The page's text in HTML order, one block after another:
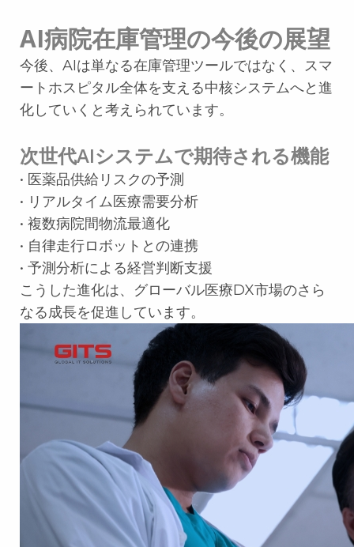
AI病院在庫管理の今後の展望
今後、AIは単なる在庫管理ツールではなく、スマ
ートホスピタル全体を支える中核システムへと進
化していくと考えられています。
次世代AIシステムで期待される機能
• 医薬品供給リスクの予測
• リアルタイム医療需要分析
• 複数病院間物流最適化
• 自律走行ロボットとの連携
• 予測分析による経営判断支援
こうした進化は、グローバル医療DX市場のさら
なる成長を促進しています。